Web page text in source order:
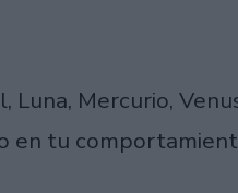
Luna, Mercurio,
en tu